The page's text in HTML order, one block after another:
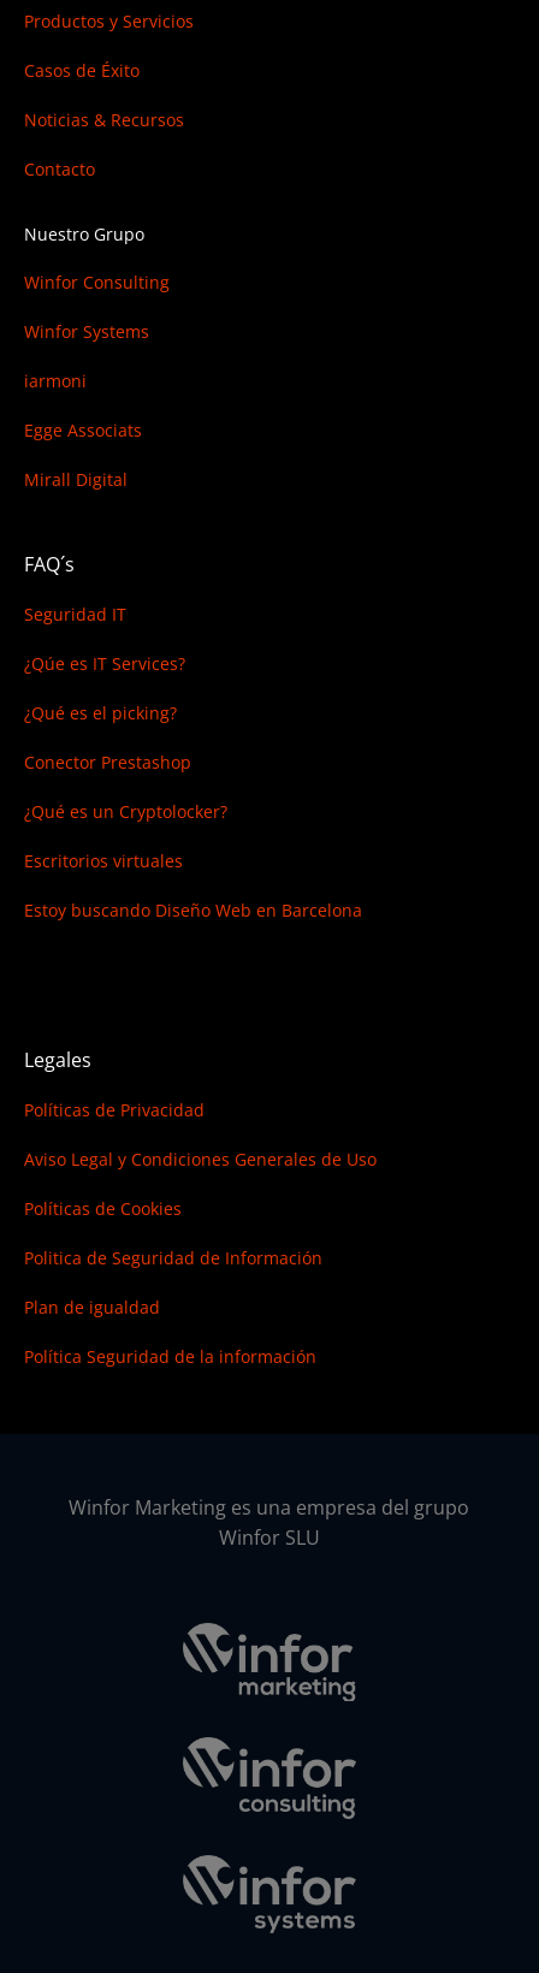
Productos y Servicios
Casos de Éxito
Noticias & Recursos
Contacto
Nuestro Grupo
Winfor Consulting
Winfor Systems
iarmoni
Egge Associats
Mirall Digital
FAQ´s
Seguridad IT
¿Qúe es IT Services?
¿Qué es el picking?
Conector Prestashop
¿Qué es un Cryptolocker?
Escritorios virtuales
Estoy buscando Diseño Web en Barcelona
Legales
Políticas de Privacidad
Aviso Legal y Condiciones Generales de Uso
Políticas de Cookies
Politica de Seguridad de Información
Plan de igualdad
Política Seguridad de la información
Winfor Marketing es una empresa del grupo
Winfor SLU